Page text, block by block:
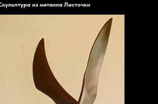
из металла Ласточки